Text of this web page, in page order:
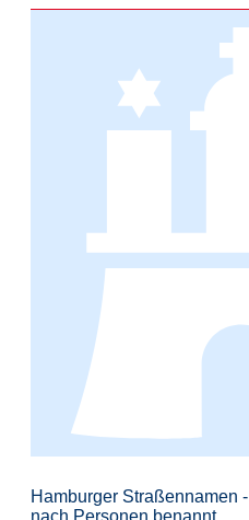
Hamburger Straßennamen -
nach Personen benannt